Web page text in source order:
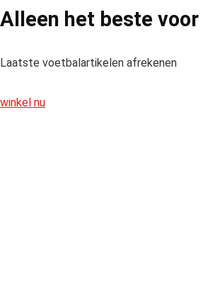
Alleen het beste voor
Laatste voetbalartikelen afrekenen
winkel nu